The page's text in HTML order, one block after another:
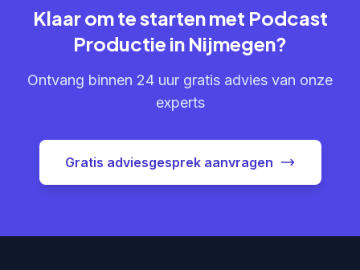
Klaar om te starten met Podcast
Productie in Nijmegen?
Ontvang binnen 24 uur gratis advies van onze
experts
Gratis adviesgesprek aanvragen